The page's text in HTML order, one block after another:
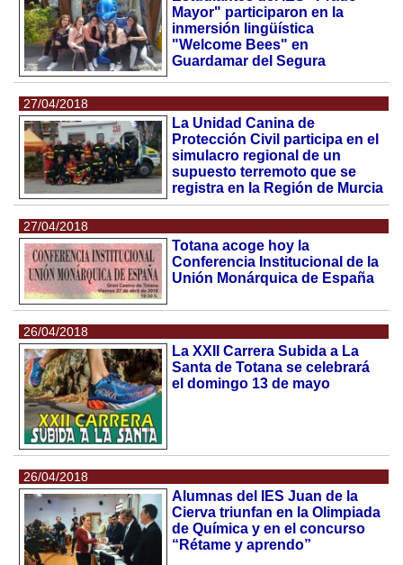
Mayor" participaron en la
inmersión lingüística
"Welcome Bees" en
Guardamar del Segura
27/04/2018
La Unidad Canina de
Protección Civil participa en el
simulacro regional de un
supuesto terremoto que se
registra en la Región de Murcia
27/04/2018
Totana acoge hoy la
Conferencia Institucional de la
Unión Monárquica de España
26/04/2018
La XXII Carrera Subida a La
Santa de Totana se celebrará
el domingo 13 de mayo
26/04/2018
Alumnas del IES Juan de la
Cierva triunfan en la Olimpiada
de Química y en el concurso
“Rétame y aprendo”